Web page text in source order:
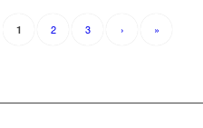
1 2 3 › »